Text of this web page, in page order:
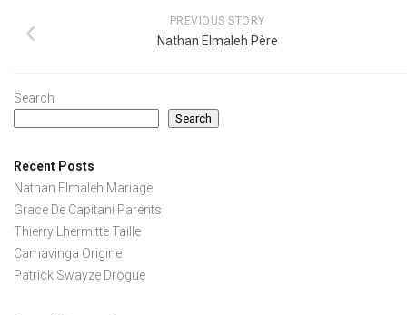
PREVIOUS STORY
Nathan Elmaleh Père
Search
Search
Recent Posts
Nathan Elmaleh Mariage
Grace De Capitani Parents
Thierry Lhermitte Taille
Camavinga Origine
Patrick Swayze Drogue